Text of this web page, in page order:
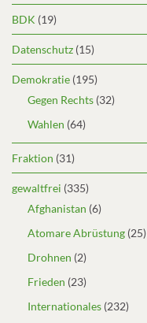
BDK (19)
Datenschutz (15)
Demokratie (195)
Gegen Rechts (32)
Wahlen (64)
Fraktion (31)
gewaltfrei (335)
Afghanistan (6)
Atomare Abrüstung (25)
Drohnen (2)
Frieden (23)
Internationales (232)